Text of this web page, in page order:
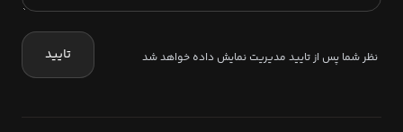
نظر شما پس از تایید مدیریت نمایش داده خواهد شد تایید